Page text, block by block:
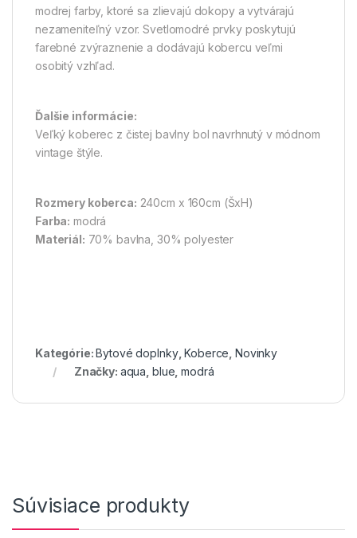
modrej farby, ktoré sa zlievajú dokopy a vytvárajú
nezameniteľný vzor. Svetlomodré prvky poskytujú
farebné zvýraznenie a dodávajú kobercu veľmi
osobitý vzhľad.
Ďalšie informácie:
Veľký koberec z čistej bavlny bol navrhnutý v módnom
vintage štýle.
Rozmery koberca: 240cm x 160cm (ŠxH)
Farba: modrá
Materiál: 70% bavlna, 30% polyester
Kategórie:Bytové doplnky,Koberce ,Novinky
Značky: aqua blue ,modrá
Súvisiace produkty